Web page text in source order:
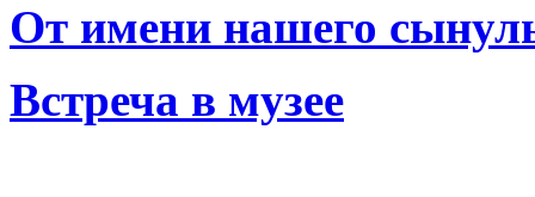
От имени нашего
Встреча в музее